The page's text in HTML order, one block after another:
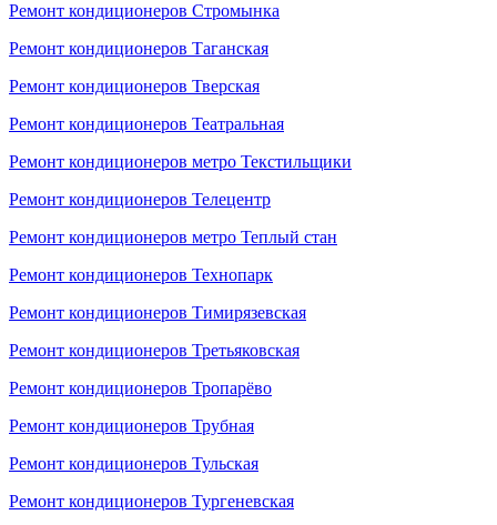
Ремонт кондиционеров Стромынка
Ремонт кондиционеров Таганская
Ремонт кондиционеров Тверская
Ремонт кондиционеров Театральная
Ремонт кондиционеров метро Текстильщики
Ремонт кондиционеров Телецентр
Ремонт кондиционеров метро Теплый стан
Ремонт кондиционеров Технопарк
Ремонт кондиционеров Тимирязевская
Ремонт кондиционеров Третьяковская
Ремонт кондиционеров Тропарёво
Ремонт кондиционеров Трубная
Ремонт кондиционеров Тульская
Ремонт кондиционеров Тургеневская